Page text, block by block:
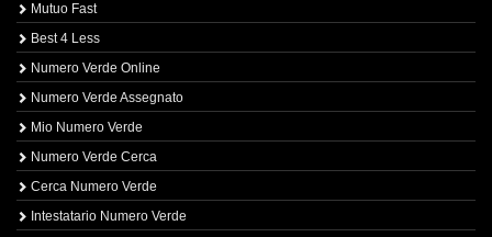
Mutuo Fast
Best 4 Less
Numero Verde Online
Numero Verde Assegnato
Mio Numero Verde
Numero Verde Cerca
Cerca Numero Verde
Intestatario Numero Verde